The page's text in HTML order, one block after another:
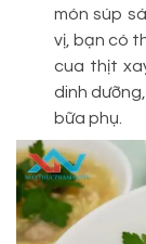
món súp
vị, bạn có
cua thịt
dinh
bữa phụ.